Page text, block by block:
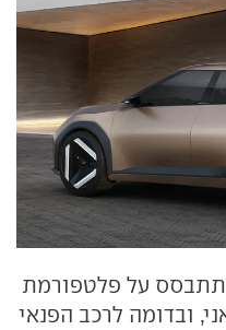
ה-EV4 תתבסס על פלטפורמת